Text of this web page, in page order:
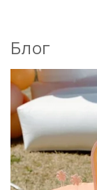
Блог